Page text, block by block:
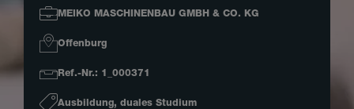
MEIKO MASCHINENBAU GMBH & CO. KG
Offenburg
Ref.-Nr.: 1_000371
Ausbildung, duales Studium